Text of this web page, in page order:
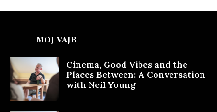
MOJ VAJB
Cinema, Good Vibes and the
Places Between: A Conversation
with Neil Young